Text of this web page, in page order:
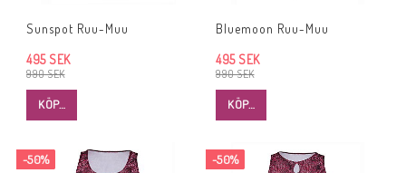
Sunspot Ruu-Muu
990 SEK
495 SEK
KÖP…
Bluemoon Ruu-Muu
990 SEK
495 SEK
KÖP…
-50% -50%